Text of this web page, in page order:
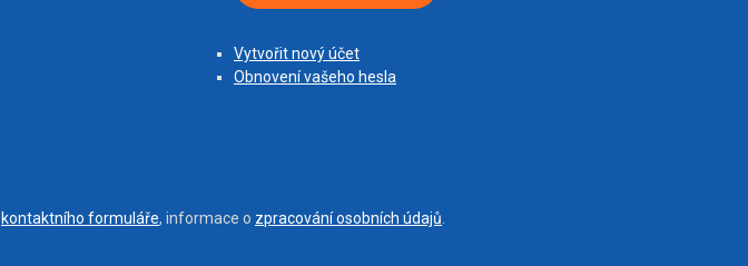
Vytvořit nový účet
Obnovení vašeho hesla
kontaktního formuláře, informace o zpracování osobních údajů